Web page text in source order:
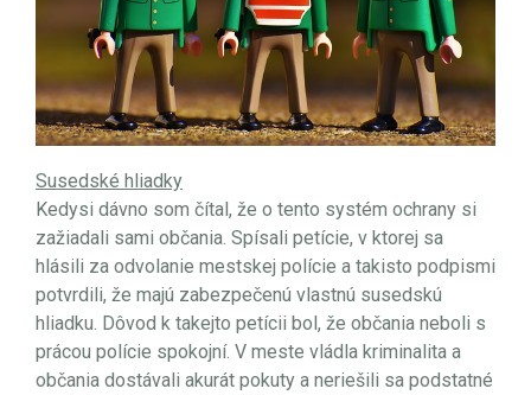
Susedské hliadky
Kedysi dávno som čítal, že o tento systém ochrany si
zažiadali sami občania. Spísali petície, v ktorej sa
hlásili za odvolanie mestskej polície a takisto podpismi
potvrdili, že majú zabezpečenú vlastnú susedskú
hliadku. Dôvod k takejto petícii bol, že občania neboli s
prácou polície spokojní. V meste vládla kriminalita a
občania dostávali akurát pokuty a neriešili sa podstatné